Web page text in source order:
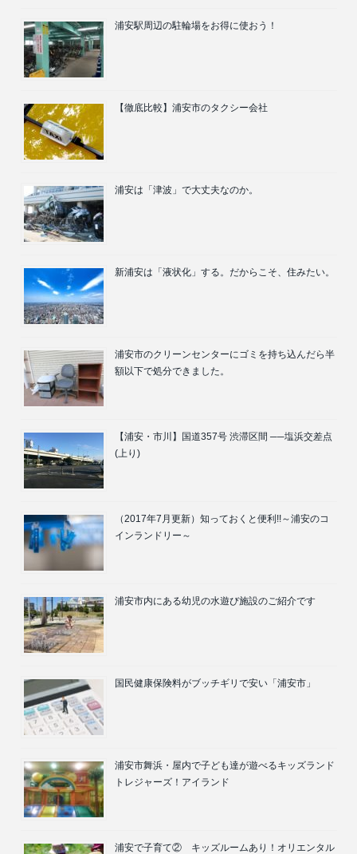
浦安駅周辺の駐輪場をお得に使おう！
【徹底比較】浦安市のタクシー会社
浦安は「津波」で大丈夫なのか。
新浦安は「液状化」する。だからこそ、住みたい。
浦安市のクリーンセンターにゴミを持ち込んだら半
額以下で処分できました。
【浦安・市川】国道357号 渋滞区間 ──塩浜交差点
(上り)
（2017年7月更新）知っておくと便利!!～浦安のコ
インランドリー～
浦安市内にある幼児の水遊び施設のご紹介です
国民健康保険料がブッチギリで安い「浦安市」
浦安市舞浜・屋内で子ども達が遊べるキッズランド
トレジャーズ！アイランド
浦安で子育て② キッズルームあり！オリエンタル